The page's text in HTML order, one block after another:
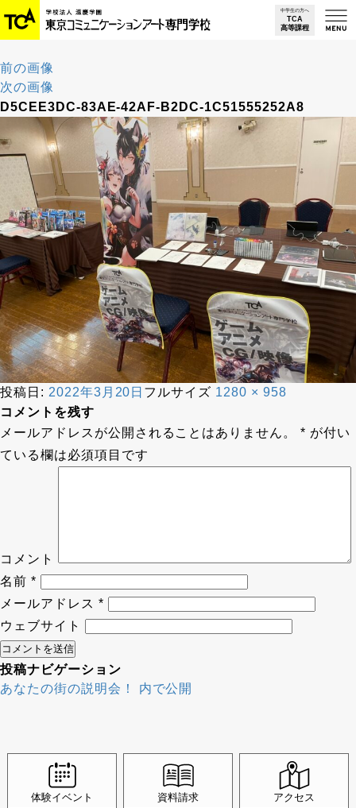
中学生の方へ
TCA
高等課程
前の画像
次の画像
D5CEE3DC-83AE-42AF-B2DC-1C51555252A8
投稿日: 2022年3月20日 フルサイズ 1280 × 958
コメントを残す
メールアドレスが公開されることはありません。
* が付い
ている欄は必須項目です
コメント
名前 *
メールアドレス *
ウェブサイト
投稿ナビゲーション
あなたの街の説明会！
内で公開
体験イベント 資料請求 アクセス